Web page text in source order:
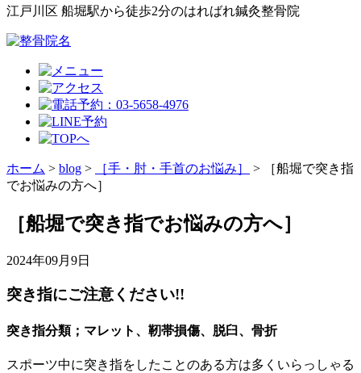
江戸川区 船堀駅から徒歩2分のはればれ鍼灸整骨院
ホーム > blog > ［手・肘・手首のお悩み］ >
［船堀で突き指
でお悩みの方へ］
［船堀で突き指でお悩みの方へ］
2024年09月9日
突き指にご注意ください!!
突き指分類；マレット、靭帯損傷、脱臼、骨折
スポーツ中に突き指をしたことのある方は多くいらっしゃる